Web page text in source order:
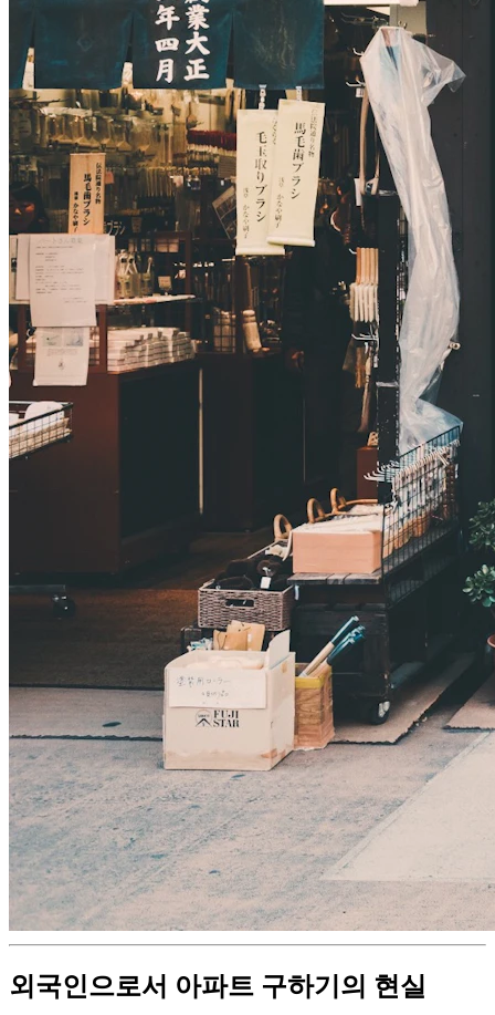
외국인으로서 아파트 구하기의 현실